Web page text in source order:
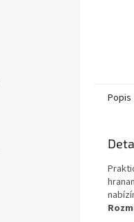
Popis